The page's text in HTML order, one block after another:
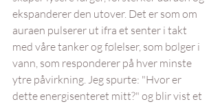
ekspanderer den utover. Det er som om
auraen pulserer ut ifra et senter i takt
med våre tanker og følelser, som bølger i
vann, som responderer på hver minste
ytre påvirkning. Jeg spurte: "Hvor er
dette energisenteret mitt?" og blir vist et